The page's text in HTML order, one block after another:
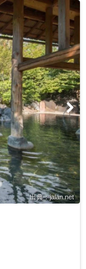
出典：jalan.net